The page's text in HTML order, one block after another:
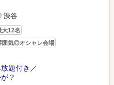
渋谷
大12名
囲気◎オシャレ会場
題付き／
？